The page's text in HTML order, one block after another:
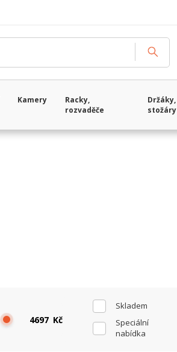
Kamery
Racky,
rozvaděče
Držáky,
stožáry
Skladem
Speciální
nabídka
Kč